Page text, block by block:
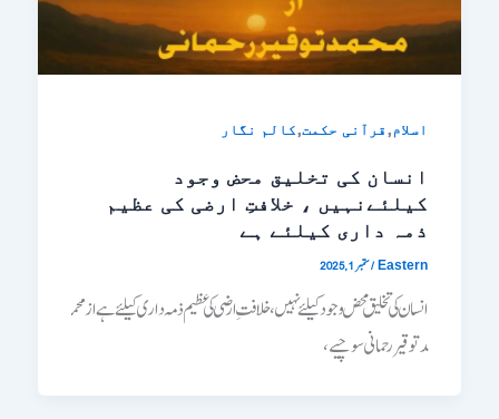
اسلام , قرآنی حکمت,کالم نگار
انسان کی تخلیق محض وجود
کیلئےنہیں ، خلافتِ ارضی کی عظیم
ذمہ داری کیلئے ہے
Eastern
/ستمبر 1, 2025
انسان کی تخلیق محض وجود کیلئےنہیں ، خلافتِ ارضی کی عظیم ذمہ داری کیلئے ہے ازــــــ محم
د توقیر رحمانی سوچیے،